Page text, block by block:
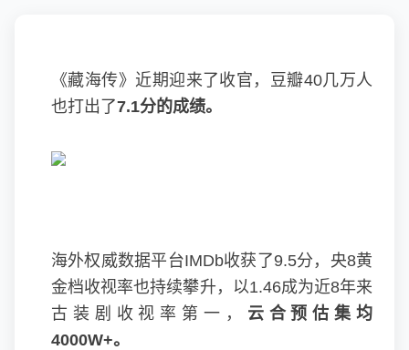
《藏海传》近期迎来了收官，豆瓣40几万人
也打出了7.1分的成绩。
海外权威数据平台IMDb收获了9.5分，央8黄
金档收视率也持续攀升，以1.46成为近8年来
古装剧收视率第一， 云合预估集均
4000W+。